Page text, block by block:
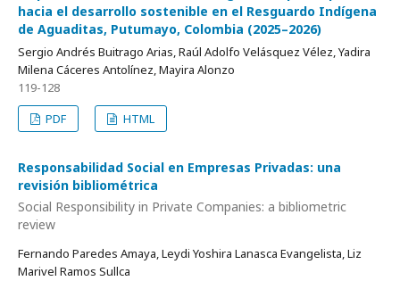
hacia el desarrollo sostenible en el Resguardo Indígena
de Aguaditas, Putumayo, Colombia (2025–2026)
Sergio Andrés Buitrago Arias, Raúl Adolfo Velásquez Vélez, Yadira
Milena Cáceres Antolínez, Mayira Alonzo
119-128
PDF
HTML
Responsabilidad Social en Empresas Privadas: una
revisión bibliométrica
Social Responsibility in Private Companies: a bibliometric
review
Fernando Paredes Amaya, Leydi Yoshira Lanasca Evangelista, Liz
Marivel Ramos Sullca